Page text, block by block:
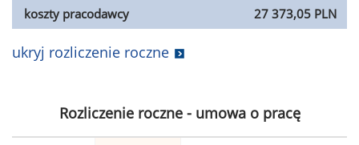
koszty pracodawcy
27 373,05 PLN
ukryj rozliczenie roczne
Rozliczenie roczne - umowa o pracę